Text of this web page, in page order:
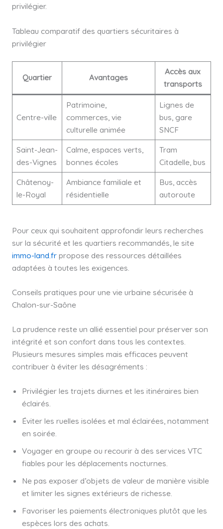
privilégier.
Tableau comparatif des quartiers sécuritaires à
privilégier
Quartier Avantages
Accès aux
transports
Centre-ville
Patrimoine,
commerces, vie
culturelle animée
Lignes de
bus, gare
SNCF
Saint-Jean-
des-Vignes
Calme, espaces verts,
bonnes écoles
Tram
Citadelle, bus
Châtenoy-
le-Royal
Ambiance familiale et
résidentielle
Bus, accès
autoroute
Pour ceux qui souhaitent approfondir leurs recherches
sur la sécurité et les quartiers recommandés, le site
immo-land.frpropose des ressources détaillées
adaptées à toutes les exigences.
Conseils pratiques pour une vie urbaine sécurisée à
Chalon-sur-Saône
La prudence reste un allié essentiel pour préserver son
intégrité et son confort dans tous les contextes.
Plusieurs mesures simples mais efficaces peuvent
contribuer à éviter les désagréments :
Privilégier les trajets diurnes et les itinéraires bien
éclairés.
Éviter les ruelles isolées et mal éclairées, notamment
en soirée.
Voyager en groupe ou recourir à des services VTC
fiables pour les déplacements nocturnes.
Ne pas exposer d’objets de valeur de manière visible
et limiter les signes extérieurs de richesse.
Favoriser les paiements électroniques plutôt que les
espèces lors des achats.